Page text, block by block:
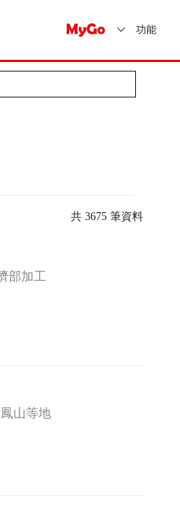
功能
共 3675 筆資料
部加工
山等地